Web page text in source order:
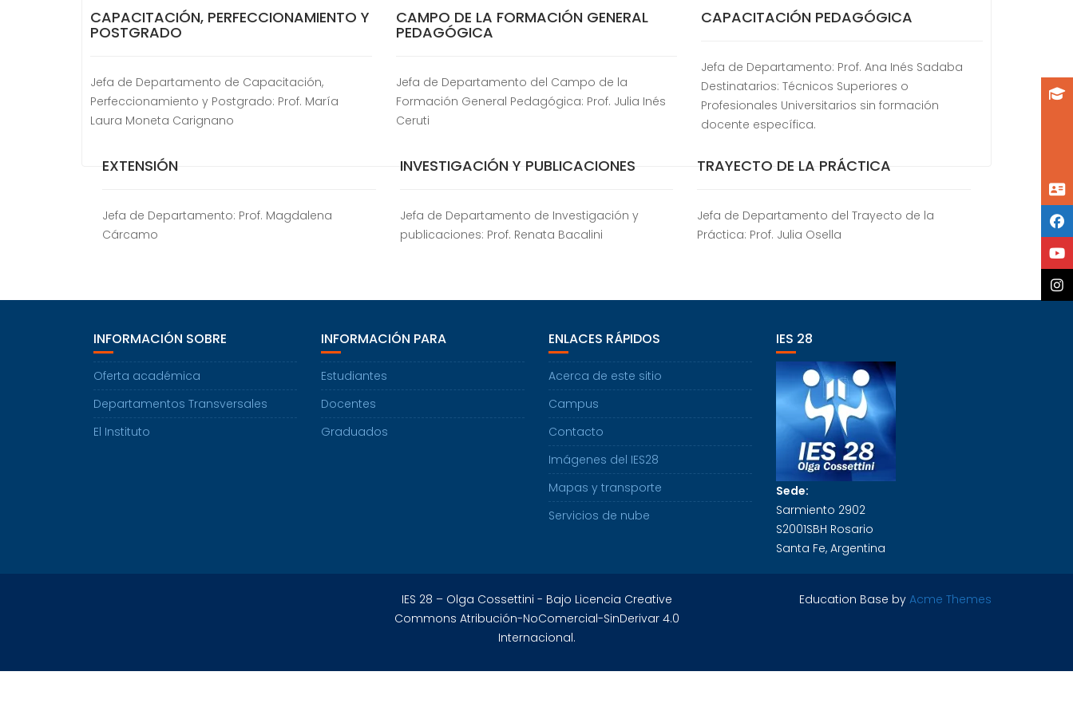
CAPACITACIÓN, PERFECCIONAMIENTO Y
POSTGRADO
Jefa de Departamento de Capacitación,
Perfeccionamiento y Postgrado: Prof. María
Laura Moneta Carignano
CAMPO DE LA FORMACIÓN GENERAL
PEDAGÓGICA
Jefa de Departamento del Campo de la
Formación General Pedagógica: Prof. Julia Inés
Ceruti
CAPACITACIÓN PEDAGÓGICA
Jefa de Departamento: Prof. Ana Inés Sadaba
Destinatarios: Técnicos Superiores o
Profesionales Universitarios sin formación
docente específica.
EXTENSIÓN
Jefa de Departamento: Prof. Magdalena
Cárcamo
INVESTIGACIÓN Y PUBLICACIONES
Jefa de Departamento de Investigación y
publicaciones: Prof. Renata Bacalini
TRAYECTO DE LA PRÁCTICA
Jefa de Departamento del Trayecto de la
Práctica: Prof. Julia Osella
INFORMACIÓN SOBRE
Oferta académica
Departamentos Transversales
El Instituto
INFORMACIÓN PARA
Estudiantes
Docentes
Graduados
ENLACES RÁPIDOS
Acerca de este sitio
Campus
Contacto
Imágenes del IES28
Mapas y transporte
Servicios de nube
IES 28
Sede:
Sarmiento 2902
S2001SBH Rosario
Santa Fe, Argentina
IES 28 – Olga Cossettini - Bajo Licencia Creative
Commons Atribución-NoComercial-SinDerivar 4.0
Internacional.
Education Base by Acme Themes